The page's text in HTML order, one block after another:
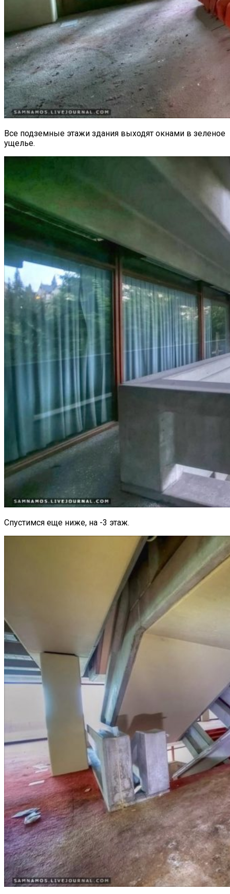
Все подземные этажи здания выходят окнами в зеленое
ущелье.
Спустимся еще ниже, на -3 этаж.